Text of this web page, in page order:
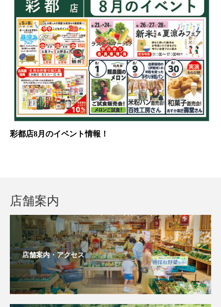
彩都店8月のイベント情報！
店舗案内
店舗案内・アクセス